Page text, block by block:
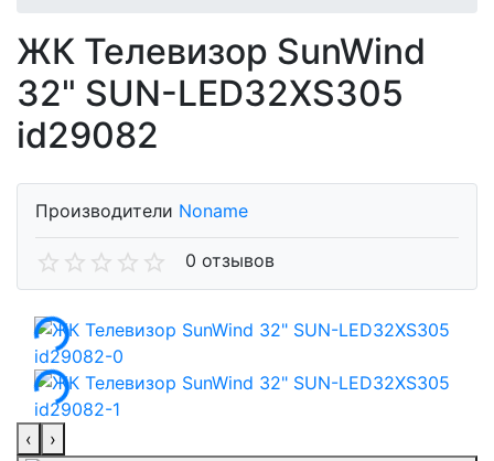
ЖК Телевизор SunWind
32" SUN-LED32ХS305
id29082
Производители Noname
0 отзывов
‹ ›